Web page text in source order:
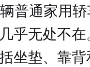
普通家用
乎无处不
坐垫、靠